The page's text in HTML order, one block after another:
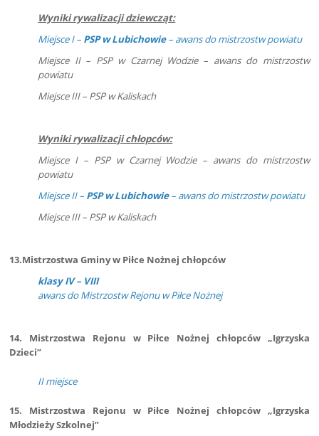
Wyniki rywalizacji dziewcząt:
Miejsce I – PSP w Lubichowie– awans do mistrzostw powiatu
Miejsce II – PSP w Czarnej Wodzie – awans do mistrzostw
powiatu
Miejsce III – PSP w Kaliskach
Wyniki rywalizacji chłopców:
Miejsce I – PSP w Czarnej Wodzie – awans do mistrzostw
powiatu
Miejsce II – PSP w Lubichowie– awans do mistrzostw powiatu
Miejsce III – PSP w Kaliskach
13.Mistrzostwa Gminy w Piłce Nożnej chłopców
klasy IV – VIII
awans do Mistrzostw Rejonu w Piłce Nożnej
14. Mistrzostwa Rejonu w Piłce Nożnej chłopców „Igrzyska
Dzieci”
II miejsce
15. Mistrzostwa Rejonu w Piłce Nożnej chłopców „Igrzyska
Młodzieży Szkolnej”